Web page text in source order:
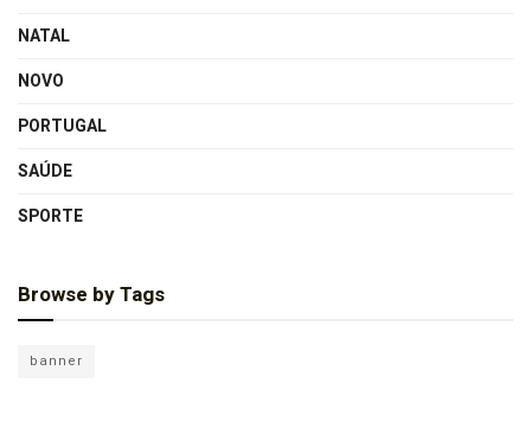
NATAL
NOVO
PORTUGAL
SAÚDE
SPORTE
Browse by Tags
banner